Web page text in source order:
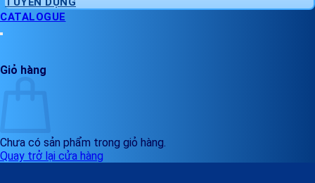
CATALOGUE
Giỏ hàng
Chưa có sản phẩm trong giỏ hàng.
Quay trở lại cửa hàng